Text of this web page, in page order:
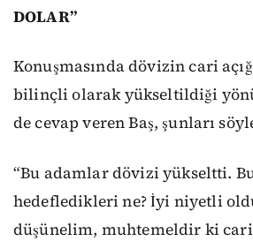
DOLAR”
Konuşmasında dövizin cari
bilinçli olarak yükseltildiği
de cevap veren Baş, şunları
“Bu adamlar dövizi yükseltti.
hedefledikleri ne? İyi niyetli
düşünelim, muhtemeldir ki cari